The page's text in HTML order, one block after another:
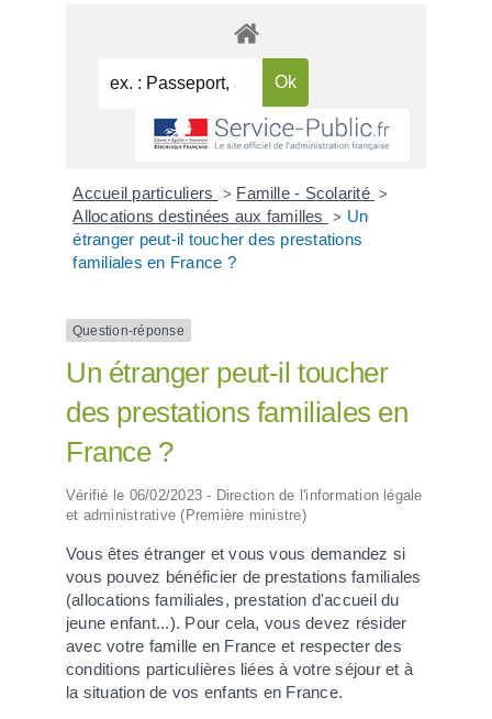
Accueil particuliers > Famille - Scolarité >
Allocations destinées aux familles > Un
étranger peut-il toucher des prestations
familiales en France ?
Question-réponse
Un étranger peut-il toucher
des prestations familiales en
France ?
Vérifié le 06/02/2023 - Direction de l'information légale
et administrative (Première ministre)
Vous êtes étranger et vous vous demandez si
vous pouvez bénéficier de prestations familiales
(allocations familiales, prestation d'accueil du
jeune enfant...). Pour cela, vous devez résider
avec votre famille en France et respecter des
conditions particulières liées à votre séjour et à
la situation de vos enfants en France.